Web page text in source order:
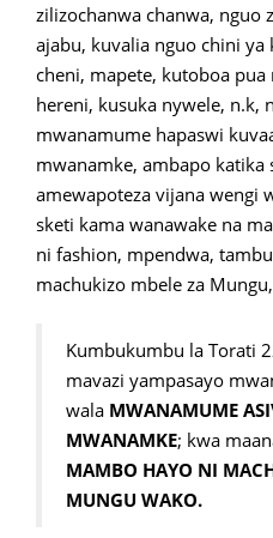
zilizochanwa chanwa, nguo
ajabu, kuvalia nguo chini ya
cheni, mapete, kutoboa
hereni, kusuka nywele, n.k,
mwanamume hapaswi
mwanamke, ambapo katika
amewapoteza vijana wengi
sketi kama wanawake na
ni fashion, mpendwa,
machukizo mbele za
Kumbukumbu la Torati
mavazi yampasayo
wala MWANAMUME
MWANAMKE; kwa
MAMBO HAYO NI
MUNGU WAKO.